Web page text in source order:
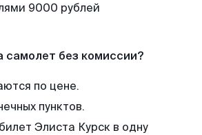
9000 рублей
самолет без комиссии?
по цене.
пунктов.
Элиста Курск в одну